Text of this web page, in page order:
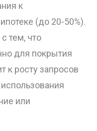
к
(до 20-50%).
тем, что
для покрытия
к росту запросов
или